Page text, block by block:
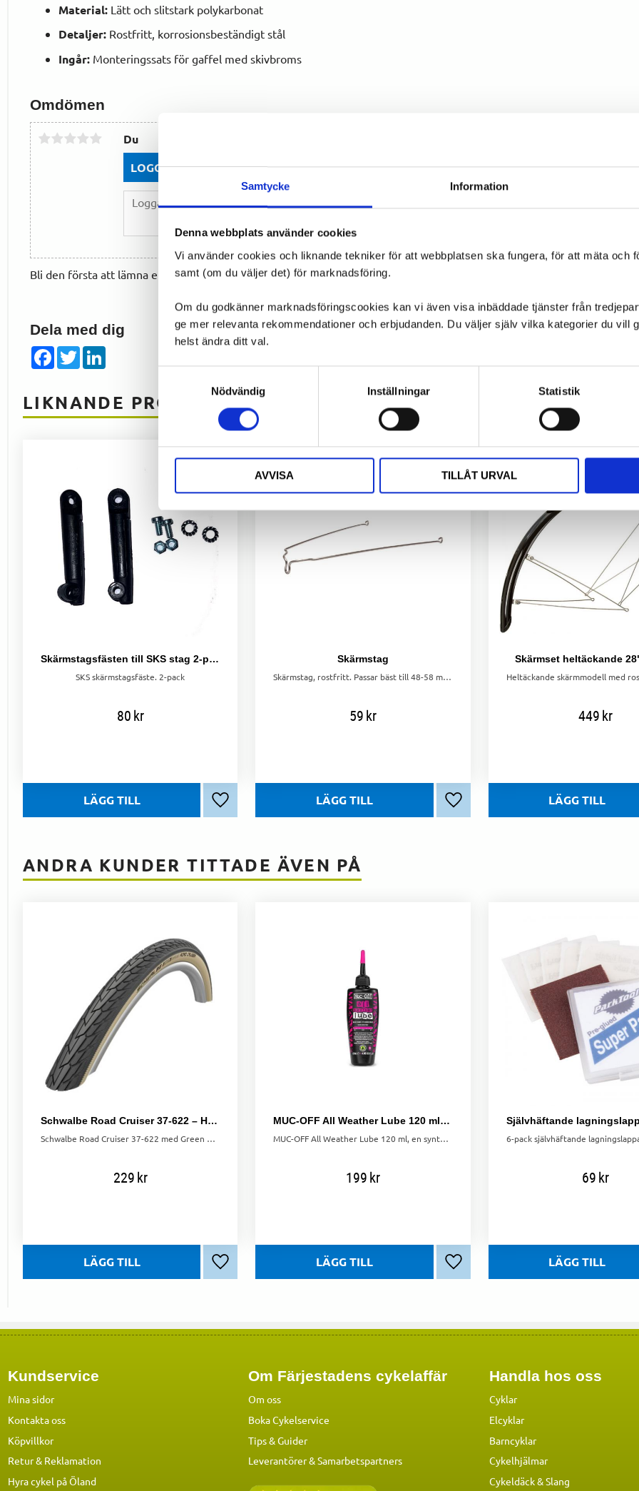
Samtycke Information
Denna webbplats använder cookies
Vi använder cookies och liknande tekniker för att webbplatsen ska fungera, för att mäta och
samt (om du väljer det) för marknadsföring.
Om du godkänner marknadsföringscookies kan vi även visa inbäddade tjänster från
ge mer relevanta rekommendationer och erbjudanden. Du väljer själv vilka kategorier du vill
helst ändra ditt val.
Nödvändig
Inställningar Statistik
AVVISA TILLÅT URVAL
Material: Lätt och slitstark polykarbonat
Detaljer: Rostfritt, korrosionsbeständigt stål
Ingår: Monteringssats för gaffel med skivbroms
Dela med dig
Facebook
Twitter
Omdömen
Du
LOGGA IN FÖR ATT GE OMDÖME
Bli den första att lämna ett omdöme.
LIKNANDE PRODUKTER
Skärmstagsfästen till SKS stag 2-pack
SKS skärmstagsfäste. 2-pack
80kr
Lägg till i favoriter
Skärmstag
Skärmstag, rostfritt. Passar bäst till 48-58 mm breda skärmar.
59kr
Lägg till i favoriter
Skärmset heltäckande
449kr
ANDRA KUNDER TITTADE ÄVEN PÅ
Schwalbe Road Cruiser 37-622 – Hållbart & Pålitligt Cykeldäck
Schwalbe Road Cruiser 37-622 med Green Compound – hållbart, pålitligt och stilrent däck med K-Guard punkteringsskydd för trygg stadscykling.
229kr
Lägg till i favoriter
MUC-OFF All Weather Lube 120 ml – Kedjeolja för Alla Väderförhållanden
MUC-OFF All Weather Lube 120 ml, en syntetisk kedjeolja som skyddar din kedja i alla väderförhållanden. Ekologisk och effektiv.
199kr
Lägg till i favoriter
69kr
Kundservice
Mina sidor
Kontakta oss
Köpvillkor
Retur & Reklamation
Hyra cykel på Öland
Om Färjestadens cykelaffär
Om oss
Boka Cykelservice
Tips & Guider
Leverantörer & Samarbetspartners
Handla hos oss
Cyklar
Elcyklar
Barncyklar
Cykelhjälmar
Cykeldäck & Slang